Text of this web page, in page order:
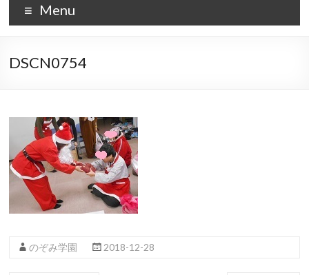
Menu
DSCN0754
のぞみ学園 2018-12-28